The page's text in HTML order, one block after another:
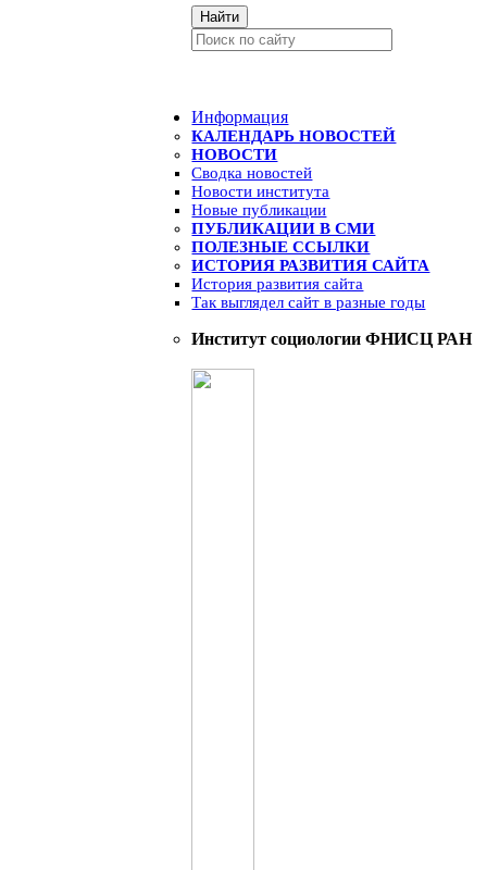
Найти
Информация
КАЛЕНДАРЬ НОВОСТЕЙ
НОВОСТИ
Сводка новостей
Новости института
Новые публикации
ПУБЛИКАЦИИ В СМИ
ПОЛЕЗНЫЕ ССЫЛКИ
ИСТОРИЯ РАЗВИТИЯ САЙТА
История развития сайта
Так выглядел сайт в разные годы
Институт социологии ФНИСЦ РАН